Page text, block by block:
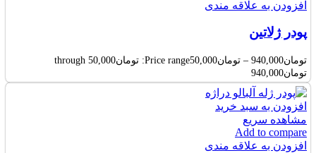
افزودن به علاقه مندی
پودر ژلاتین
تومان940,000
– تومان50,000
Price range: تومان50,000 through
تومان940,000
افزودن به سبد خرید
مشاهده سریع
Add to compare
افزودن به علاقه مندی